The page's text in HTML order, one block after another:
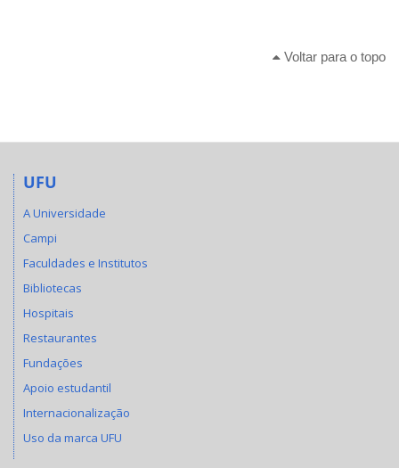
Voltar para o topo
UFU
A Universidade
Campi
Faculdades e Institutos
Bibliotecas
Hospitais
Restaurantes
Fundações
Apoio estudantil
Internacionalização
Uso da marca UFU